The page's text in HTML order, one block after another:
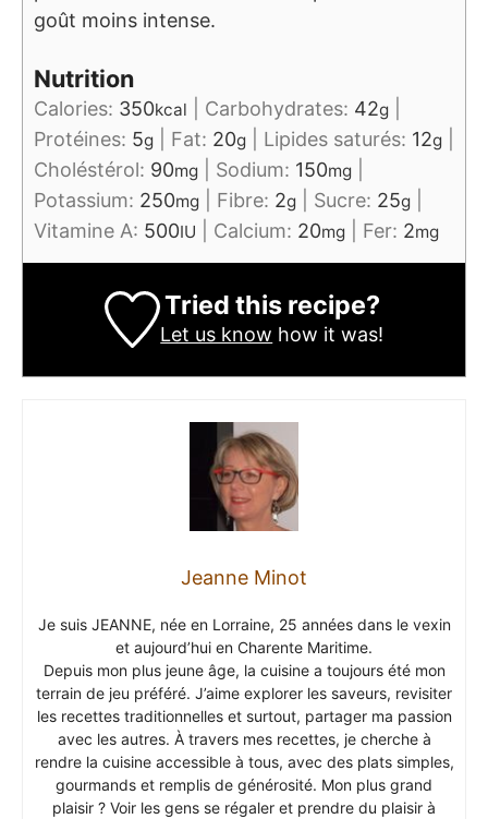
goût moins intense.
Nutrition
Calories: 350kcal Carbohydrates: 42g
Protéines: 5g Fat: 20g Lipides saturés: 12g
Choléstérol: 90mg Sodium: 150mg
Potassium: 250mg Fibre: 2g Sucre: 25g
Vitamine A: 500IU Calcium: 20mg Fer: 2mg
Tried this recipe?
Let us know how it was!
Jeanne Minot
Je suis JEANNE, née en Lorraine, 25 années dans le vexin
et aujourd’hui en Charente Maritime.
Depuis mon plus jeune âge, la cuisine a toujours été mon
terrain de jeu préféré. J’aime explorer les saveurs, revisiter
les recettes traditionnelles et surtout, partager ma passion
avec les autres. À travers mes recettes, je cherche à
rendre la cuisine accessible à tous, avec des plats simples,
gourmands et remplis de générosité. Mon plus grand
plaisir ? Voir les gens se régaler et prendre du plaisir à